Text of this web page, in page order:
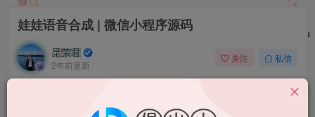
娃娃语音合成 | 微信小程序源码
昆荣君
2年前更新
关注 私信